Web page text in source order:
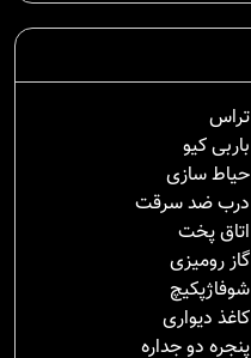
تراس
باربی کیو
حیاط سازی
درب ضد سرقت
اتاق پخت
گاز رومیزی
شوفاژپکیچ
کاغذ دیواری
پنجره دو جداره